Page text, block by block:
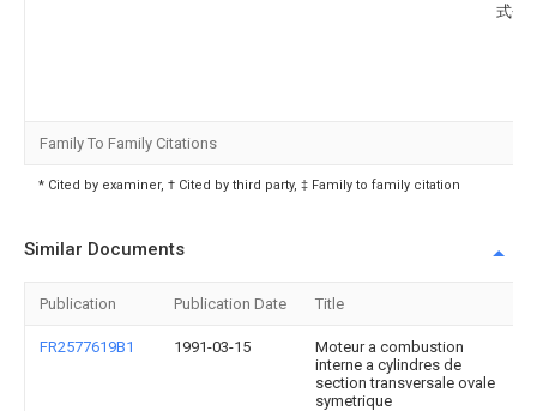
式会
Family To Family Citations
* Cited by examiner, † Cited by third party, ‡ Family to family citation
Similar Documents
Publication Publication Date Title
FR2577619B1 1991-03-15
Moteur a combustion
interne a cylindres de
section transversale ovale
symetrique